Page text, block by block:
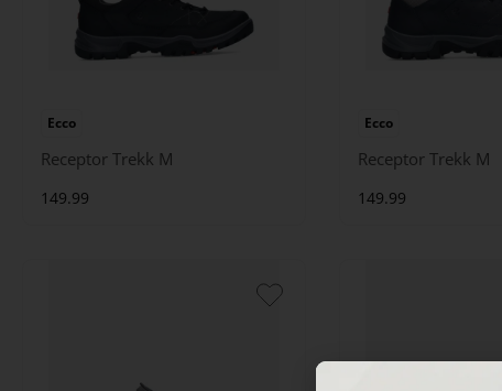
Ecco
Receptor Trekk M
149.99
Ecco
Receptor Trekk M
149.99